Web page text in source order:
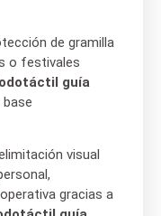
de gramilla
o festivales
guía
visual
gracias a